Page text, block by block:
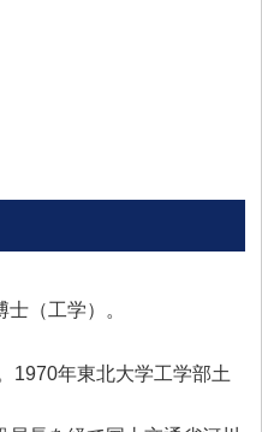
（工学）。
1970年東北大学工学部土